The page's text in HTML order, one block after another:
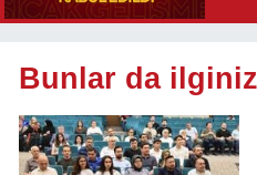
Bunlar da